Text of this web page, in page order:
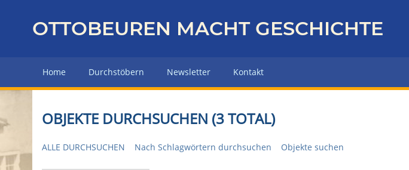
z
r
H
u
OTTOBEUREN MACHT GESCHICHTE
Home Durchstöbern Newsletter Kontakt
OBJEKTE DURCHSUCHEN (3 TOTAL)
ALLE DURCHSUCHEN Nach Schlagwörtern durchsuchen Objekte suchen